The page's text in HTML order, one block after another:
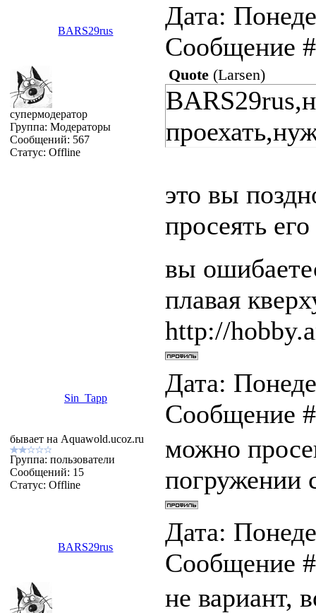
BARS29rus
Дата:
Сообщение
супермодератор
Группа: Модераторы
Сообщений: 567
Статус: Offline
Quote(Larsen)
это вы
просеять
вы
плавая
http://
Sin_Tapp
Дата:
Сообщение
бывает на Aquawold.ucoz.ru
Группа: пользователи
Сообщений: 15
Статус: Offline
можно
погружении
BARS29rus
Дата:
Сообщение
не вариант,